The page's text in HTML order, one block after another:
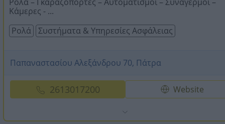
Κάμερες - ...
Ρολά
Συστήματα & Υπηρεσίες Ασφάλειας
Παπαναστασίου Αλεξάνδρου 70, Πάτρα
2613017200 Website